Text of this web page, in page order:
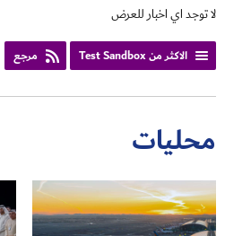
لا توجد اي اخبار للعرض
الاكثر من Test Sandbox مرجع
محليات